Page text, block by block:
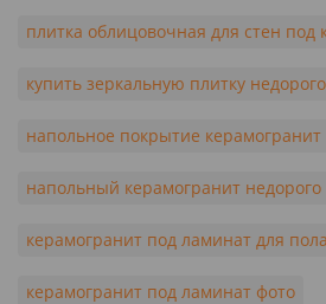
плитка облицовочная для стен под
купить зеркальную плитку недорого
напольное покрытие керамогранит
напольный керамогранит недорого
керамогранит под ламинат для
керамогранит под ламинат фото